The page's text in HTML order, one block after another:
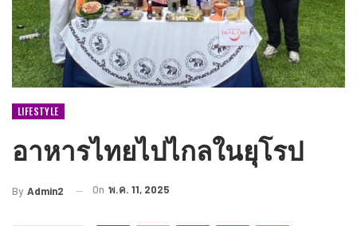
LIFESTYLE
อาหารไทยไปไกลในยุโรป
By Admin2 On พ.ค. 11, 2025